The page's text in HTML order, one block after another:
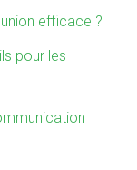
efficace ?
pour les